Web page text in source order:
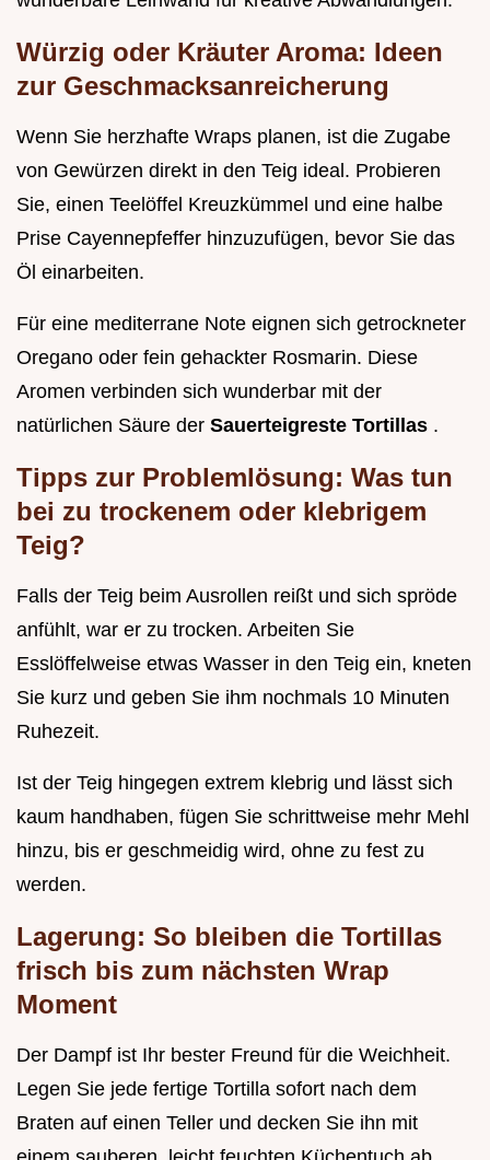
Würzig oder Kräuter Aroma: Ideen
zur Geschmacksanreicherung
Wenn Sie herzhafte Wraps planen, ist die Zugabe
von Gewürzen direkt in den Teig ideal. Probieren
Sie, einen Teelöffel Kreuzkümmel und eine halbe
Prise Cayennepfeffer hinzuzufügen, bevor Sie das
Öl einarbeiten.
Für eine mediterrane Note eignen sich getrockneter
Oregano oder fein gehackter Rosmarin. Diese
Aromen verbinden sich wunderbar mit der
natürlichen Säure der Sauerteigreste Tortillas .
Tipps zur Problemlösung: Was tun
bei zu trockenem oder klebrigem
Teig?
Falls der Teig beim Ausrollen reißt und sich spröde
anfühlt, war er zu trocken. Arbeiten Sie
Esslöffelweise etwas Wasser in den Teig ein, kneten
Sie kurz und geben Sie ihm nochmals 10 Minuten
Ruhezeit.
Ist der Teig hingegen extrem klebrig und lässt sich
kaum handhaben, fügen Sie schrittweise mehr Mehl
hinzu, bis er geschmeidig wird, ohne zu fest zu
werden.
Lagerung: So bleiben die Tortillas
frisch bis zum nächsten Wrap
Moment
Der Dampf ist Ihr bester Freund für die Weichheit.
Legen Sie jede fertige Tortilla sofort nach dem
Braten auf einen Teller und decken Sie ihn mit